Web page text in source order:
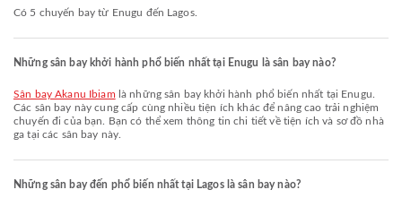
Có 5 chuyến bay từ Enugu đến Lagos.
Những sân bay khởi hành phổ biến nhất tại Enugu là sân bay nào?
Sân bay Akanu Ibiam là những sân bay khởi hành phổ biến nhất tại Enugu.
Các sân bay này cung cấp cùng nhiều tiện ích khác để nâng cao trải nghiệm
chuyến đi của bạn. Bạn có thể xem thông tin chi tiết về tiện ích và sơ đồ nhà
ga tại các sân bay này.
Những sân bay đến phổ biến nhất tại Lagos là sân bay nào?